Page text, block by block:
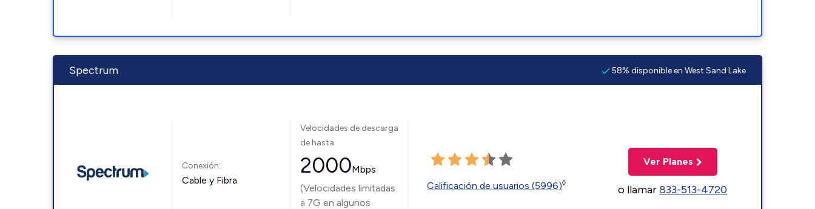
Spectrum 58% disponible en West Sand Lake
Conexión:
Cable y Fibra
Velocidades de descarga
de hasta
2000Mbps
(Velocidades limitadas
a 7G en algunos
Calificación de usuarios (5996)◊
Ver Planes
o llamar833-513-4720